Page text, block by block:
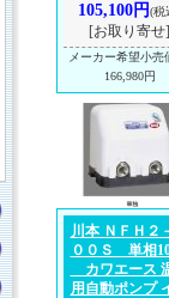
105,100円(税
[お取り寄せ]
メーカー希望小売
166,980円
川本 ＮＦＨ２
００Ｓ 単相
カワエース
用自動ポンプ